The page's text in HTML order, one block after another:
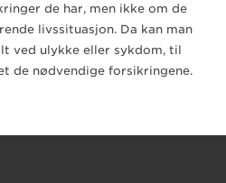
de har, men ikke om de
livssituasjon. Da kan man
ved ulykke eller sykdom, til
de nødvendige forsikringene.